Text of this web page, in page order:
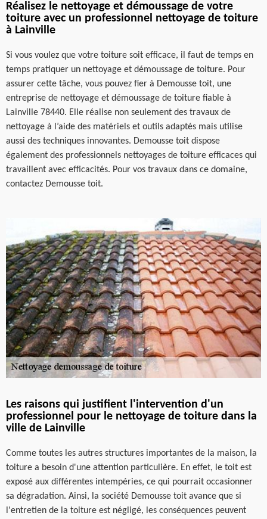
Réalisez le nettoyage et démoussage de votre
toiture avec un professionnel nettoyage de toiture
à Lainville
Si vous voulez que votre toiture soit efficace, il faut de temps en
temps pratiquer un nettoyage et démoussage de toiture. Pour
assurer cette tâche, vous pouvez fier à Demousse toit, une
entreprise de nettoyage et démoussage de toiture fiable à
Lainville 78440. Elle réalise non seulement des travaux de
nettoyage à l’aide des matériels et outils adaptés mais utilise
aussi des techniques innovantes. Demousse toit dispose
également des professionnels nettoyages de toiture efficaces qui
travaillent avec efficacités. Pour vos travaux dans ce domaine,
contactez Demousse toit.
Les raisons qui justifient l'intervention d'un
professionnel pour le nettoyage de toiture dans la
ville de Lainville
Comme toutes les autres structures importantes de la maison, la
toiture a besoin d'une attention particulière. En effet, le toit est
exposé aux différentes intempéries, ce qui pourrait occasionner
sa dégradation. Ainsi, la société Demousse toit avance que si
l'entretien de la toiture est négligé, les conséquences peuvent